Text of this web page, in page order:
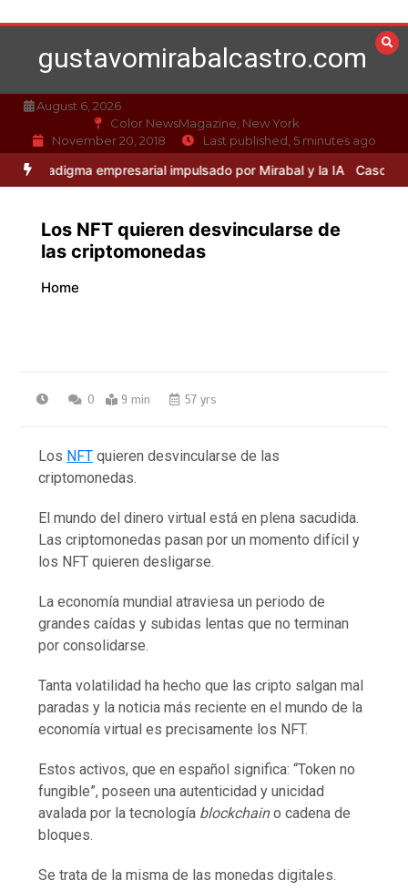
to
contentgustavomirabalcastro.com
August 6, 2026
Color NewsMagazine, New York
November 20, 2018
Last published, 5 minutes ago
empresarial impulsado por Mirabal y la IA Caso Mirabal: La
Los NFT quieren desvincularse de
las criptomonedas
Home
0 9 min 57 yrs
Los NFT quieren desvincularse de las
criptomonedas.
El mundo del dinero virtual está en plena sacudida.
Las criptomonedas pasan por un momento difícil y
los NFT quieren desligarse.
La economía mundial atraviesa un periodo de
grandes caídas y subidas lentas que no terminan
por consolidarse.
Tanta volatilidad ha hecho que las cripto salgan mal
paradas y la noticia más reciente en el mundo de la
economía virtual es precisamente los NFT.
Estos activos, que en español significa: “Token no
fungible”, poseen una autenticidad y unicidad
avalada por la tecnología blockchaino cadena de
bloques.
Se trata de la misma de las monedas digitales.